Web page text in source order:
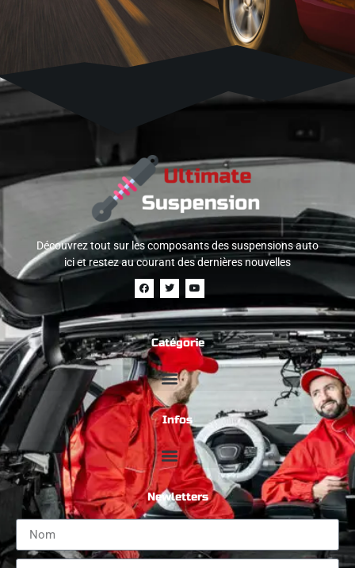
Découvrez tout sur les composants des suspensions auto
ici et restez au courant des dernières nouvelles
Catégorie
Infos
Newletters